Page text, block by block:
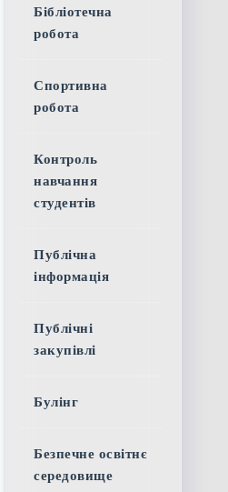
Бібліотечна
робота
Спортивна
робота
Контроль
навчання
студентів
Публічна
інформація
Публічні
закупівлі
Булінг
Безпечне освітнє
середовище